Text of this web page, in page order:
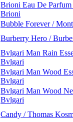
Brioni Eau De Parfum
Brioni
Bubble Forever /
Burberry Hero /
Bvlgari Man Rain
Bvlgari
Bvlgari Man Wood
Bvlgari
Bvlgari Man Wood
Bvlgari
Candy / Thomas